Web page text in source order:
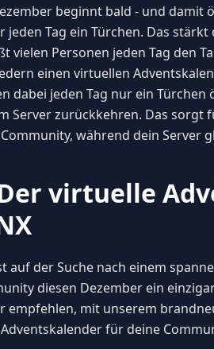
beginnt bald - und damit
jeden Tag ein Türchen. Das
vielen Personen jeden Tag den
einen virtuellen
dabei jeden Tag nur ein
Server zurückkehren. Das sorgt
während dein Server
virtuelle
auf der Suche nach einem
diesen Dezember ein
empfehlen, mit unserem
für deine